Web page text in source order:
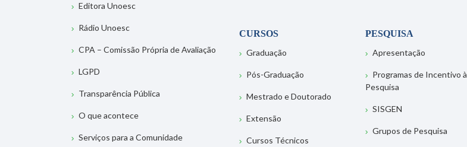
Editora Unoesc
Rádio Unoesc
CPA – Comissão Própria de Avaliação
LGPD
Transparência Pública
O que acontece
Serviços para a Comunidade
CURSOS
Graduação
Pós-Graduação
Mestrado e Doutorado
Extensão
Cursos Técnicos
PESQUISA
Apresentação
Programas de Incentivo à
Pesquisa
SISGEN
Grupos de Pesquisa